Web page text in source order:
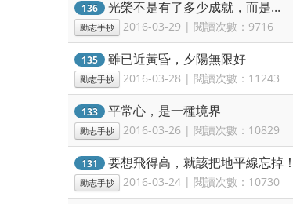
136 光榮不是有了多少成就，而是...
勵志手抄 2016-03-29 | 閱讀次數：9716
135 雖已近黃昏，夕陽無限好
勵志手抄 2016-03-28 | 閱讀次數：11243
133 平常心，是一種境界
勵志手抄 2016-03-26 | 閱讀次數：10829
131 要想飛得高，就該把地平線忘掉！
勵志手抄 2016-03-24 | 閱讀次數：10730